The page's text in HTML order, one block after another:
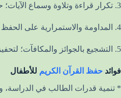
3. تكرار قراءة وتلاوة وسماع الآيات؛ حيث إن التكرار يساعد على تثبيت الحفظ.
4. المداومة والاستمرارية على الحفظ (حتى وإن كان عدد الآيات قليل).
5. التشجيع بالجوائز والمكافآت؛ لتحفيز الطفل على الحفظ والمراجعة.
فوائد حفظ القرآن الكريم للأطفال
* تنمية قدرات الطالب في الدراسة،